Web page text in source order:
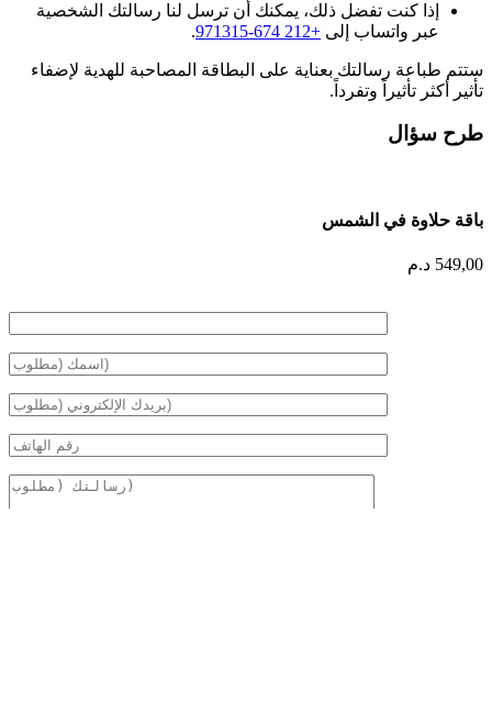
إذا كنت تفضل ذلك، يمكنك أن ترسل لنا رسالتك الشخصية
عبر واتساب إلى +212 674-971315
.
ستتم طباعة رسالتك بعناية على البطاقة المصاحبة للهدية لإضفاء
تأثير أكثر تأثيراً وتفرداً.
طرح سؤال
باقة حلاوة في الشمس
549,00 د.م